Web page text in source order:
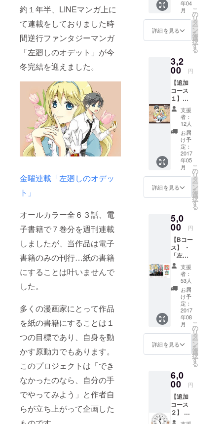
約１年半、LINEマンガ上に
て連載をしておりました時
間逆行ファンタジーマンガ
「左廻しのオデット」が今
冬完結を迎えました。
金曜連載「左廻しのオデッ
ト」
オールカラー全６３話、電
子書籍で７巻分を週刊連載
しましたが、当作品は電子
書籍のみの刊行…紙の書籍
にすることは叶いませんで
した。
多くの漫画家にとって作品
を紙の書籍にすることは１
つの目標であり、自身を動
かす原動力でもあります。
このプロジェクトは「でき
なかったのなら、自分の手
でやってみよう」と作者自
らが立ち上がって企画した
～７
月） ・
お礼イ
ラスト
カード
（サイ
り） ※
単行本
はつき
ませ
ん、ご
注意く
ださい
年04
月
詳細を見る
こ
の
リ
タ
ー
ン
を
選
択
す
る
3,2
00 円
【追加
コース
１】マ
ウス
パッド
※サイ
ズ：
160mm
×180m
m ※表
面：
PVC
裏面：
天然ゴ
ム
支援
者：
12人
お届
け予
定：
2017
年05
月
詳細を見る
こ
の
リ
タ
ー
ン
を
選
択
す
る
5,0
00 円
【Bコー
ス】 ・
「左廻
しのオ
デッ
ト」単
行本
（全４
巻） ・
ＬＩＮ
Ｅスタ
ンプ16
種類
支援
者：
53人
お届
け予
定：
2017
年08
月
詳細を見る
こ
の
リ
タ
ー
ン
を
選
択
す
る
6,0
00 円
【追加
コース
２】 サ
イン入